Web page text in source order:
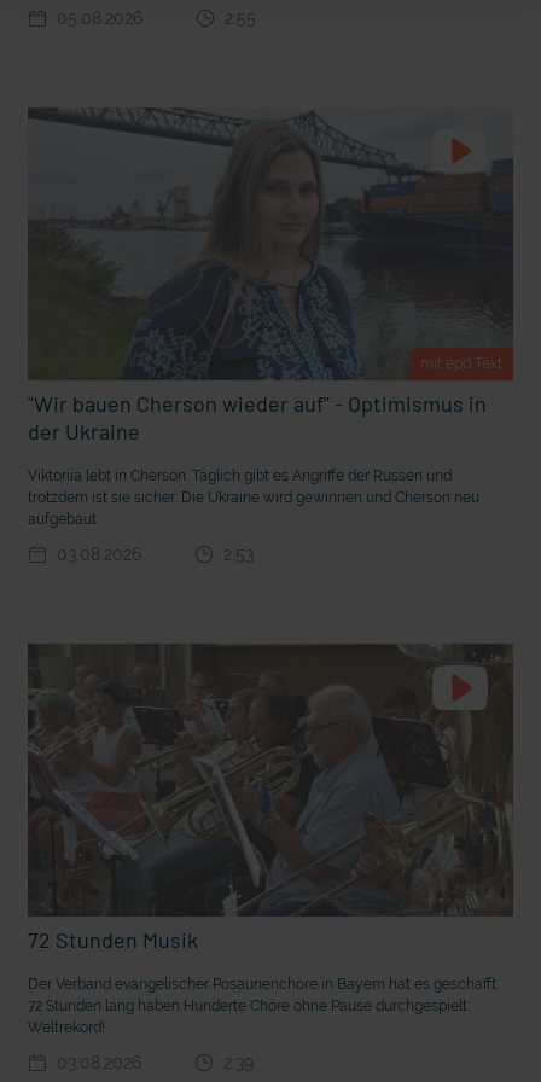
Nachhaltige Geldanlage: Rendite mit gutem Gewissen?
deutsche Sprache? Vorhang auf für Kinderzirkus Giovanni
05.08.2026 2:55
mit epd Text
"Wir bauen Cherson wieder auf" - Optimismus in
der Ukraine
Viktoriia lebt in Cherson. Täglich gibt es Angriffe der Russen und
trotzdem ist sie sicher: Die Ukraine wird gewinnen und Cherson neu
aufgebaut.
03.08.2026 2:53
72 Stunden Musik
Der Verband evangelischer Posaunenchöre in Bayern hat es geschafft:
72 Stunden lang haben Hunderte Chöre ohne Pause durchgespielt:
Weltrekord!
03.08.2026 2:39